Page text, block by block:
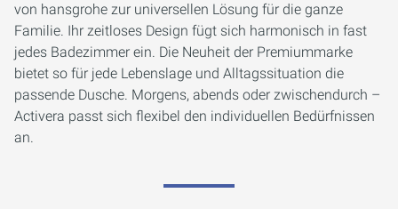
von hansgrohe zur universellen Lösung für die ganze
Familie. Ihr zeitloses Design fügt sich harmonisch in fast
jedes Badezimmer ein. Die Neuheit der Premiummarke
bietet so für jede Lebenslage und Alltagssituation die
passende Dusche. Morgens, abends oder zwischendurch –
Activera passt sich flexibel den individuellen Bedürfnissen
an.